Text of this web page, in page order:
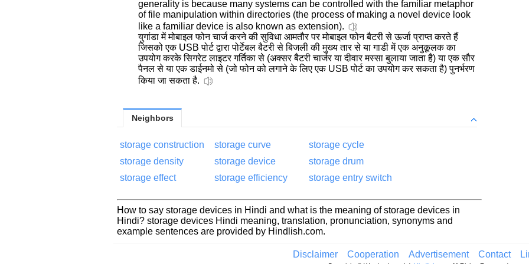
generality is because many systems can be controlled with the familiar metaphor
of file manipulation within directories (the process of making a novel device look
like a familiar device is also known as extension).
युगांडा में मोबाइल फोन चार्ज करने की सुविधा आमतौर पर मोबाइल फोन बैटरी से ऊर्जा प्राप्त करते हैं
जिसको एक USB पोर्ट द्वारा पोर्टेबल बैटरी से बिजली की मुख्य तार से या गाडी में एक अनुकूलक का
उपयोग करके सिगरेट लाइटर गर्तिका से (अक्सर बैटरी चार्जर या दीवार मस्सा बुलाया जाता है) या एक सौर
पैनल से या एक डाईनमो से (जो फोन को लगाने के लिए एक USB पोर्ट का उपयोग कर सकता है) पुनर्भरण
किया जा सकता है.
Neighbors
storage construction storage curve
storage cycle
storage density
storage device
storage drum
storage effect
storage efficiency storage entry switch
How to say storage devices in Hindi and what is the meaning of storage devices in
Hindi? storage devices Hindi meaning, translation, pronunciation, synonyms and
example sentences are provided by Hindlish.com.
Disclaimer Cooperation Advertisement Contact